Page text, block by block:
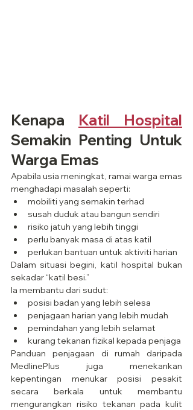
Kenapa Katil Hospital
Semakin Penting Untuk
Warga Emas
Apabila usia meningkat, ramai warga emas
menghadapi masalah seperti:
mobiliti yang semakin terhad
susah duduk atau bangun sendiri
risiko jatuh yang lebih tinggi
perlu banyak masa di atas katil
perlukan bantuan untuk aktiviti harian
Dalam situasi begini, katil hospital bukan
sekadar “katil besi.”
Ia membantu dari sudut:
posisi badan yang lebih selesa
penjagaan harian yang lebih mudah
pemindahan yang lebih selamat
kurang tekanan fizikal kepada penjaga
Panduan penjagaan di rumah daripada
MedlinePlus juga menekankan
kepentingan menukar posisi pesakit
secara berkala untuk membantu
mengurangkan risiko tekanan pada kulit